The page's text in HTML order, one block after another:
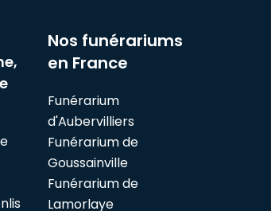
Nos funérariums
en France
Funérarium
d'Aubervilliers
Funérarium de
Goussainville
Funérarium de
Lamorlaye